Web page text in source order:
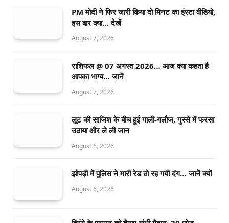
PM मोदी ने फिर जारी किया दो मिनट का इंस्टा वीडियो,
इस बार क्या… देखें
August 7, 2026
राशिफल @ 07 अगस्त 2026… आज क्या कहता है
आपका भाग्य… जानें
August 7, 2026
लूट की साजिश के बीच हुई गाली-गलौज, गुस्से में फरसा
उठाया और ले ली जान
August 6, 2026
झोपड़ी में पुलिस ने मारी रेड तो रह गयी दंग… जानें क्यों
August 6, 2026